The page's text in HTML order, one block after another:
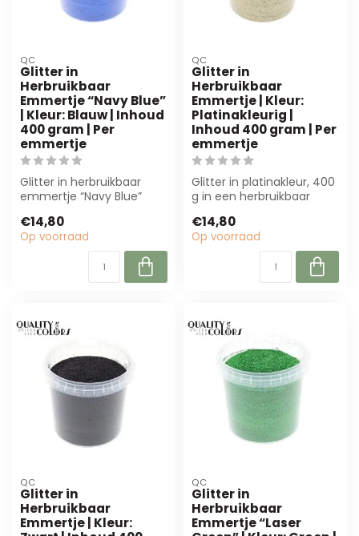
QC
Glitter in
Herbruikbaar
Emmertje “Navy Blue”
| Kleur: Blauw | Inhoud
400 gram | Per
emmertje
Glitter in herbruikbaar
emmertje “Navy Blue”
kleurvaste d...
€14,80
Op voorraad
QC
Glitter in
Herbruikbaar
Emmertje | Kleur:
Platinakleurig |
Inhoud 400 gram | Per
emmertje
Glitter in platinakleur, 400
g in een herbruikbaar
bloemi...
€14,80
Op voorraad
QC
Glitter in
Herbruikbaar
Emmertje | Kleur:
QC
Glitter in
Herbruikbaar
Emmertje “Laser